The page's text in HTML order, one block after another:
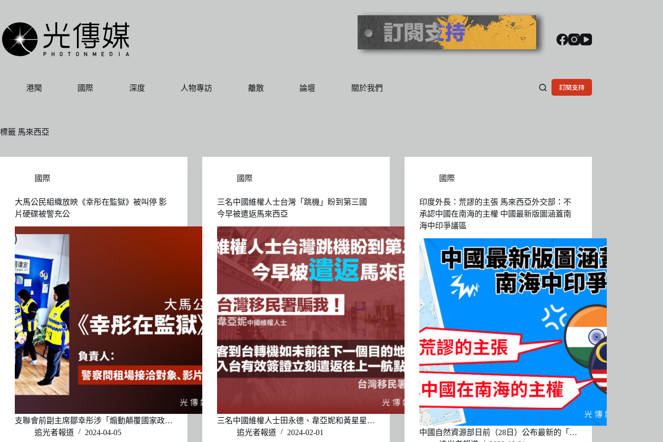
主
要
內
港聞 國際 深度 人物專訪 離散 論壇 關於我們 訂閱支持
標籤 馬來西亞
國際
大馬公民組織放映《幸彤在監獄》被叫停 影
片硬碟被警充公
支聯會前副主席鄒幸彤涉「煽動顛覆國家政…
追光者報道
2024-04-05
國際
三名中國維權人士台灣「跳機」盼到第三國
今早被遣返馬來西亞
三名中國維權人士田永德、韋亞妮和黃星星…
追光者報道
2024-02-01
國際
印度外長：荒謬的主張 馬來西亞外交部：不
承認中國在南海的主權 中國最新版圖涵蓋南
海中印爭議區
中國自然資源部日前（28日）公布最新的「…